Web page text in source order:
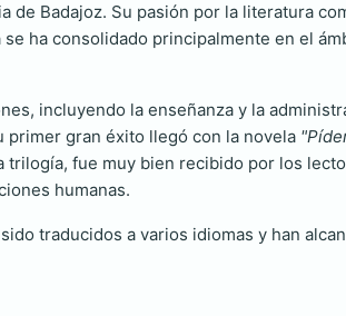
de Badajoz. Su pasión por la literatura
ha consolidado principalmente en el
incluyendo la enseñanza y la
primer gran éxito llegó con la novela
trilogía, fue muy bien recibido por los
humanas.
traducidos a varios idiomas y han